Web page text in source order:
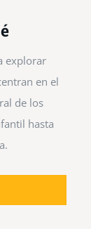
explorar
en el
de los
hasta